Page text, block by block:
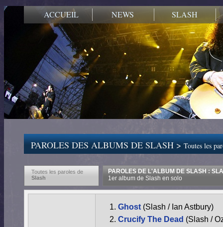
ACCUEIL NEWS SLASH
PAROLES DES ALBUMS DE SLASH >Toutes les
Toutes les paroles de
Slash
PAROLES DE L'ALBUM DE SLASH :
1er album de Slash en solo
Ghost (Slash / Ian Astbury)
Crucify The Dead (Slash /